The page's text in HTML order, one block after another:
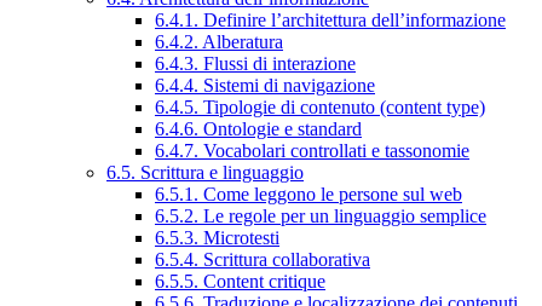
6.4.1. Definire l’architettura dell’informazione
6.4.2. Alberatura
6.4.3. Flussi di interazione
6.4.4. Sistemi di navigazione
6.4.5. Tipologie di contenuto (content type)
6.4.6. Ontologie e standard
6.4.7. Vocabolari controllati e tassonomie
6.5. Scrittura e linguaggio
6.5.1. Come leggono le persone sul web
6.5.2. Le regole per un linguaggio semplice
6.5.3. Microtesti
6.5.4. Scrittura collaborativa
6.5.5. Content critique